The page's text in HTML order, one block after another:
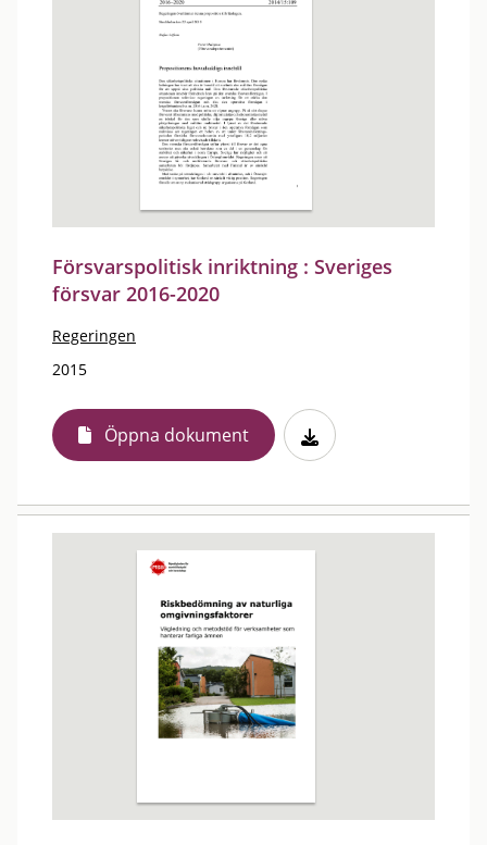
Försvarspolitisk inriktning : Sveriges
försvar 2016-2020
Regeringen
2015
Öppna dokument